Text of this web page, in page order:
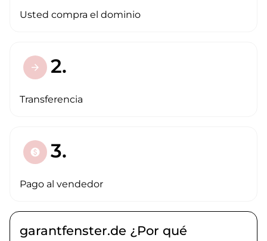
Usted compra el dominio
arrow_forward 2.
Transferencia
paid 3.
Pago al vendedor
garantfenster.de ¿Por qué